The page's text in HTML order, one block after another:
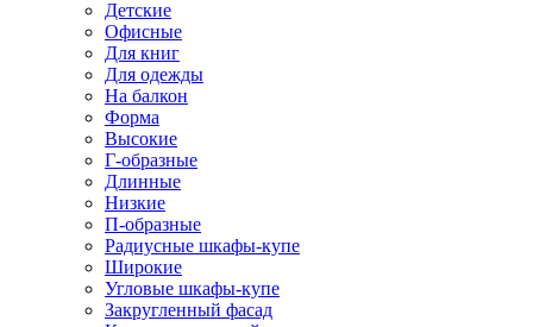
Детские
Офисные
Для книг
Для одежды
На балкон
Форма
Высокие
Г-образные
Длинные
Низкие
П-образные
Радиусные шкафы-купе
Широкие
Угловые шкафы-купе
Закругленный фасад